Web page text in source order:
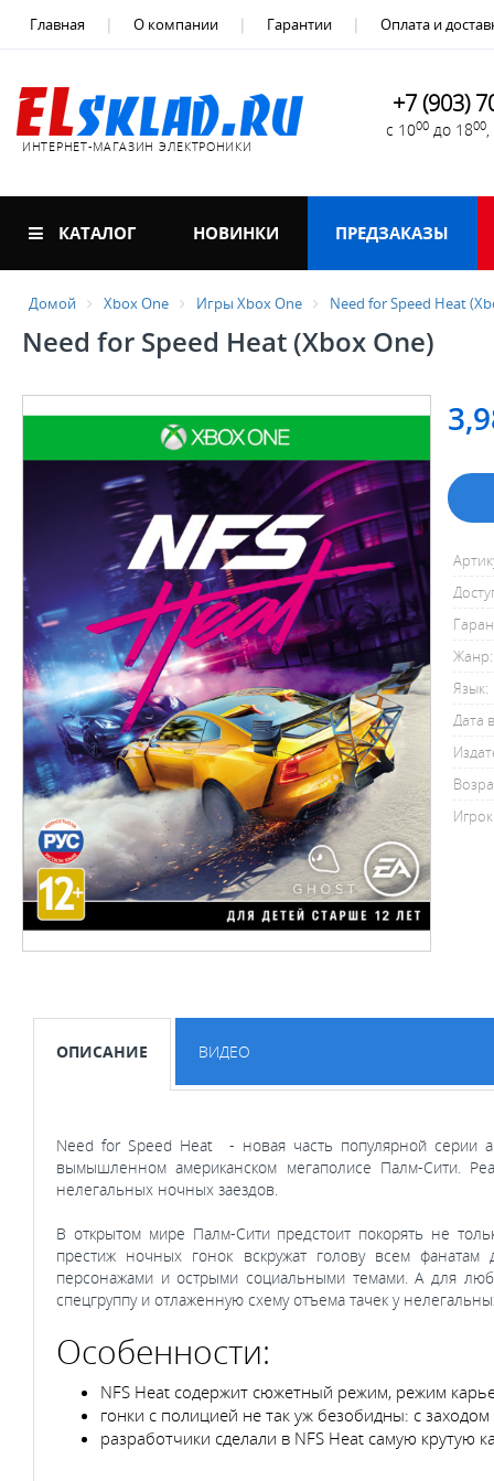
Главная О компании Гарантии Оплата и
ИНТЕРНЕТ-МАГАЗИН ЭЛЕКТРОНИКИ
+7 (903)
с 1000 до 1800
КАТАЛОГ НОВИНКИ ПРЕДЗАКАЗЫ
Домой Xbox One Игры Xbox One Need for Speed Heat
Need for Speed Heat (Xbox One)
Жанр:
Язык:
Дата
ОПИСАНИЕ ВИДЕО
Need for Speed Heat - новая часть популярной серии
вымышленном американском мегаполисе Палм-Сити.
нелегальных ночных заездов.
В открытом мире Палм-Сити предстоит покорять не
престиж ночных гонок вскружат голову всем
персонажами и острыми социальными темами. А для
спецгруппу и отлаженную схему отъема тачек у
Особенности:
NFS Heat содержит сюжетный режим, режим
гонки с полицией не так уж безобидны: с
разработчики сделали в NFS Heat самую крутую